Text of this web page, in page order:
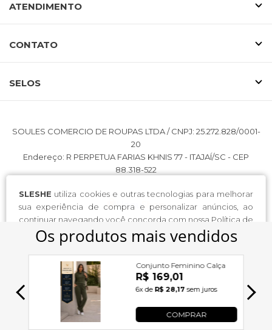
SLESHE utiliza cookies e outras tecnologias para melhorar
sua experiência de compra e personalizar anúncios, ao
continuar navegando você concorda com nossa Política de
Privacidade.
ATENDIMENTO
CONTATO
SELOS
SOULES COMERCIO DE ROUPAS LTDA / CNPJ: 25.272.828/0001-
20
Endereço: R PERPETUA FARIAS KHNIS 77 - ITAJAÍ/SC - CEP
88.318-522